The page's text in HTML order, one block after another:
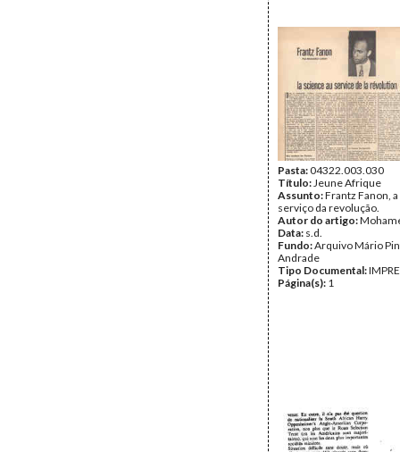
Pasta:04322.003.030
Título:Jeune Afrique
Assunto:Frantz Fanon,
serviço da revolução.
Autor do artigo:
Data: s.d.
Fundo:Arquivo Mário
Andrade
Tipo Documental:
Página(s): 1